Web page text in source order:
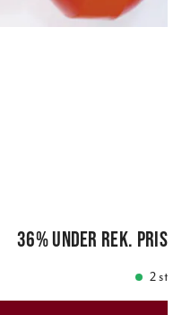
309,00 kr
36%under rek. pris
2 st